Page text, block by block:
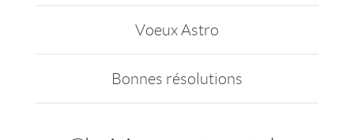
Voeux Astro
Bonnes résolutions